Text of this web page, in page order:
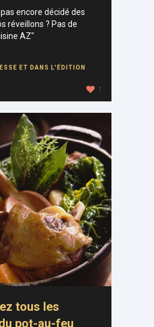
encore décidé des
réveillons ? Pas de
AZ"
ET DANS L'ÉDITION
1
tous les
pot-au-feu